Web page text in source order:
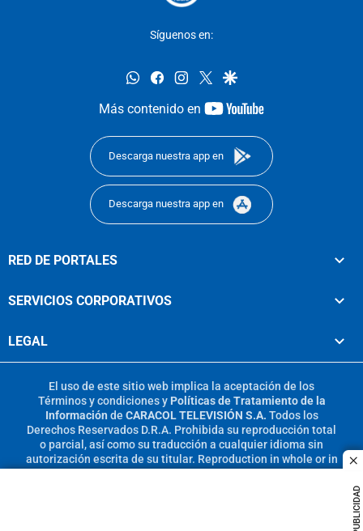
PUBLICIDAD
Síguenos en:
whatsappfacebookinstagram
twittergoogle
Más contenido en
youtube-
Descarga nuestra app en
Descarga nuestra app en
RED DE PORTALES
SERVICIOS CORPORATIVOS
LEGAL
El uso de este sitio web implica la aceptación de los
Términos y condicionesy Políticas de Tratamiento de la
Información de CARACOL TELEVISIÓN S.A. Todos los
Derechos Reservados D.R.A. Prohibida su reproducción total
o parcial, así como su traducción a cualquier idioma sin
autorización escrita de su titular. Reproduction in whole or in